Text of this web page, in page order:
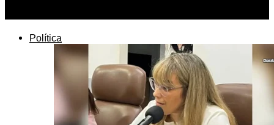
Política